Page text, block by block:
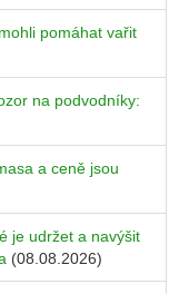
pomáhat vařit
na podvodníky:
a ceně jsou
je udržet a navýšit
(08.08.2026)